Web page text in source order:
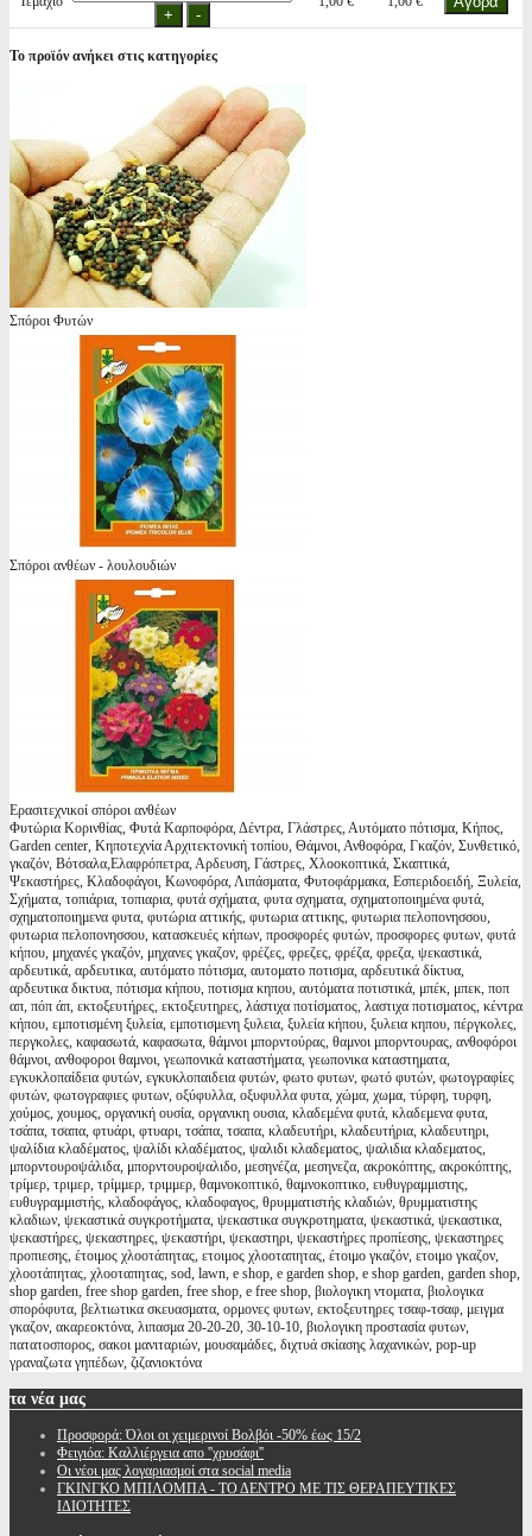
Το προϊόν ανήκει στις κατηγορίες
Σπόροι Φυτών
Σπόροι ανθέων - λουλουδιών
Ερασιτεχνικοί σπόροι ανθέων
Φυτώρια Κορινθίας, Φυτά Καρποφόρα, Δέντρα, Γλάστρες, Αυτόματο πότισμα, Κήπος,
Garden center, Κηποτεχνία Αρχιτεκτονική τοπίου, Θάμνοι, Ανθοφόρα, Γκαζόν, Συνθετικό,
γκαζόν, Βότσαλα,Ελαφρόπετρα, Αρδευση, Γάστρες, Χλοοκοπτικά, Σκαπτικά,
Ψεκαστήρες, Κλαδοφάγοι, Κωνοφόρα, Λιπάσματα, Φυτοφάρμακα, Εσπεριδοειδή, Ξυλεία,
Σχήματα, τοπιάρια, τοπιαρια, φυτά σχήματα, φυτα σχηματα, σχηματοποιημένα φυτά,
σχηματοποιημενα φυτα, φυτώρια αττικής, φυτωρια αττικης, φυτωρια πελοπονησσου,
φυτωρια πελοπονησσου, κατασκευές κήπων, προσφορές φυτών, προσφορες φυτων, φυτά
κήπου, μηχανές γκαζόν, μηχανες γκαζον, φρέζες, φρεζες, φρέζα, φρεζα, ψεκαστικά,
αρδευτικά, αρδευτικα, αυτόματο πότισμα, αυτοματο ποτισμα, αρδευτικά δίκτυα,
αρδευτικα δικτυα, πότισμα κήπου, ποτισμα κηπου, αυτόματα ποτιστικά, μπέκ, μπεκ, ποπ
απ, πόπ άπ, εκτοξευτήρες, εκτοξευτηρες, λάστιχα ποτίσματος, λαστιχα ποτισματος, κέντρα
κήπου, εμποτισμένη ξυλεία, εμποτισμενη ξυλεια, ξυλεία κήπου, ξυλεια κηπου, πέργκολες,
περγκολες, καφασωτά, καφασωτα, θάμνοι μπορντούρας, θαμνοι μπορντουρας, ανθοφόροι
θάμνοι, ανθοφοροι θαμνοι, γεωπονικά καταστήματα, γεωπονικα καταστηματα,
εγκυκλοπαίδεια φυτών, εγκυκλοπαιδεια φυτών, φωτο φυτων, φωτό φυτών, φωτογραφίες
φυτών, φωτογραφιες φυτων, οξύφυλλα, οξυφυλλα φυτα, χώμα, χωμα, τύρφη, τυρφη,
χούμος, χουμος, οργανική ουσία, οργανικη ουσια, κλαδεμένα φυτά, κλαδεμενα φυτα,
τσάπα, τσαπα, φτυάρι, φτυαρι, τσάπα, τσαπα, κλαδευτήρι, κλαδευτήρια, κλαδευτηρι,
ψαλίδια κλαδέματος, ψαλίδι κλαδέματος, ψαλιδι κλαδεματος, ψαλιδια κλαδεματος,
μπορντουροψάλιδα, μπορντουροψαλιδο, μεσηνέζα, μεσηνεζα, ακροκόπτης, ακροκόπτης,
τρίμερ, τριμερ, τρίμμερ, τριμμερ, θαμνοκοπτικό, θαμνοκοπτικο, ευθυγραμμιστης,
ευθυγραμμιστής, κλαδοφάγος, κλαδοφαγος, θρυμματιστής κλαδιών, θρυμματιστης
κλαδιων, ψεκαστικά συγκροτήματα, ψεκαστικα συγκροτηματα, ψεκαστικά, ψεκαστικα,
ψεκαστήρες, ψεκαστηρες, ψεκαστήρι, ψεκαστηρι, ψεκαστήρες προπίεσης, ψεκαστηρες
προπιεσης, έτοιμος χλοοτάπητας, ετοιμος χλοοταπητας, έτοιμο γκαζόν, ετοιμο γκαζον,
χλοοτάπητας, χλοοταπητας, sod, lawn, e shop, e garden shop, e shop garden, garden shop,
shop garden, free shop garden, free shop, e free shop, βιολογικη ντοματα, βιολογικα
σπορόφυτα, βελτιωτικα σκευασματα, ορμονες φυτων, εκτοξευτηρες τσαφ-τσαφ, μειγμα
γκαζον, ακαρεοκτόνα, λιπασμα 20-20-20, 30-10-10, βιολογικη προστασία φυτων,
πατατοσπορος, σακοι μανιταριών, μουσαμάδες, διχτυά σκίασης λαχανικών, pop-up
γραναζωτα γηπέδων, ζιζανιοκτόνα
τα νέα μας
Προσφορά: Όλοι οι χειμερινοί Βολβόι -50% έως 15/2
Φειγιόα: Καλλιέργεια απο ''χρυσάφι''
Oι νέοι μας λογαριασμοί στα social media
ΓΚΙΝΓΚΟ ΜΠΙΛΟΜΠΑ - ΤΟ ΔΕΝΤΡΟ ΜΕ ΤΙΣ ΘΕΡΑΠΕΥΤΙΚΕΣ
ΙΔΙΟΤΗΤΕΣ